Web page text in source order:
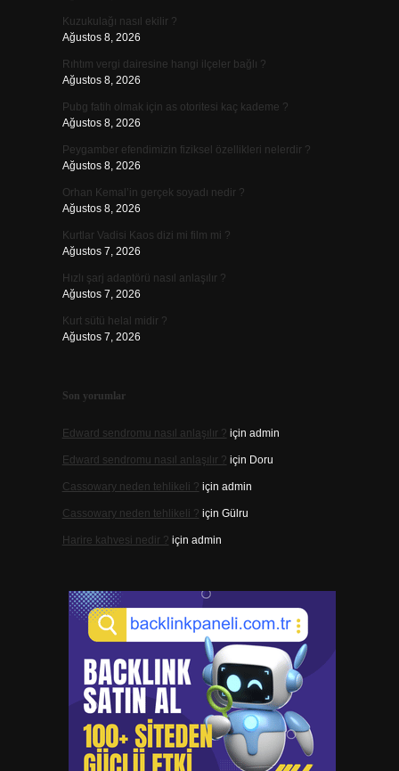
Kuzukulağı nasıl ekilir ?
Ağustos 8, 2026
Rıhtım vergi dairesine hangi ilçeler bağlı ?
Ağustos 8, 2026
Pubg fatih olmak için as otoritesi kaç kademe ?
Ağustos 8, 2026
Peygamber efendimizin fiziksel özellikleri nelerdir ?
Ağustos 8, 2026
Orhan Kemal’in gerçek soyadı nedir ?
Ağustos 8, 2026
Kurtlar Vadisi Kaos dizi mi film mi ?
Ağustos 7, 2026
Hızlı şarj adaptörü nasıl anlaşılır ?
Ağustos 7, 2026
Kurt sütü helal midir ?
Ağustos 7, 2026
Son yorumlar
Edward sendromu nasıl anlaşılır ? için admin
Edward sendromu nasıl anlaşılır ? için Doru
Cassowary neden tehlikeli ? için admin
Cassowary neden tehlikeli ? için Gülru
Harire kahvesi nedir ? için admin